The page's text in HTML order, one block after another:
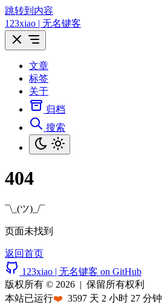
跳转到内容
123xiao | 无名键客
文章
标签
关于
归档
搜索
404
¯\_(ツ)_/¯
页面未找到
返回首页
123xiao | 无名键客 on GitHub
版权所有 © 2026 | 保留所有权利
本站已运行❤️ 3597 天 2 小时 27 分钟